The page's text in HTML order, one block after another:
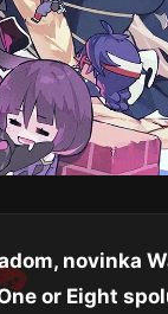
novinka
or Eight